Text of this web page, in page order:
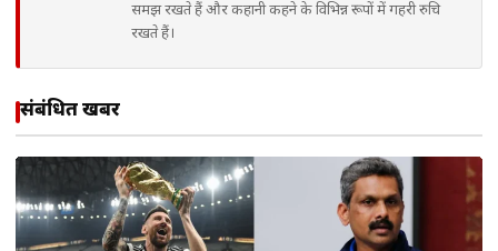
समझ रखते हैं और कहानी कहने के विभिन्न रूपों में गहरी रुचि
रखते हैं।
संबंधित खबरें